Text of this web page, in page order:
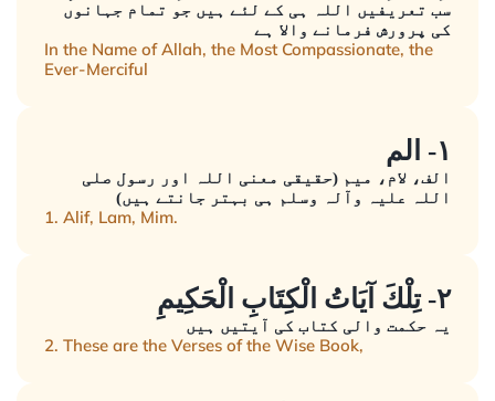
سب تعریفیں اللہ ہی کے لئے ہیں جو تمام جہانوں
کی پرورش فرمانے والا ہے
In the Name of Allah, the Most Compassionate, the
Ever-Merciful
١- الم
الف، لام، میم (حقیقی معنی اللہ اور رسول صلی
اللہ علیہ وآلہ وسلم ہی بہتر جانتے ہیں)
1. Alif, Lam, Mim.
٢- تِلْكَ آيَاتُ الْكِتَابِ الْحَكِيمِ
یہ حکمت والی کتاب کی آیتیں ہیں
2. These are the Verses of the Wise Book,